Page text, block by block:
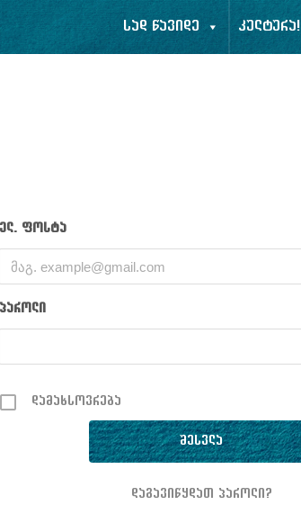
სად წავიდე კულტურა!
ელ. ფოსტა
პაროლი
დამახსოვრება
დაგავიწყდათ პაროლი?